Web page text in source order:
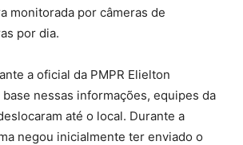
monitorada por câmeras de
por dia.
a oficial da PMPR Elielton
nessas informações, equipes da
até o local. Durante a
negou inicialmente ter enviado o